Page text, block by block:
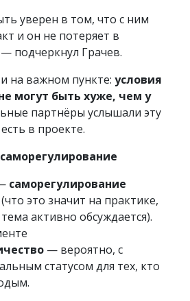
уверен в том, что с ним
и он не потеряет в
подчеркнул Грачев.
на важном пункте: условия
могут быть хуже, чем у
партнёры услышали эту
в проекте.
саморегулирование
(что это значит на практике,
активно обсуждается).
— вероятно, с
статусом для тех, кто